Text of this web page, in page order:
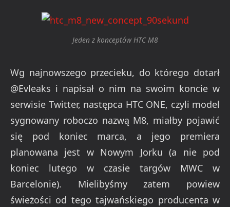
Jeden z konceptów HTC M8
Wg najnowszego przecieku, do którego dotarł
@Evleaks i napisał o nim na swoim koncie w
serwisie Twitter, następca HTC ONE, czyli model
sygnowany roboczo nazwą M8, miałby pojawić
się pod koniec marca, a jego premiera
planowana jest w Nowym Jorku (a nie pod
koniec lutego w czasie targów MWC w
Barcelonie). Mielibyśmy zatem powiew
świeżości od tego tajwańskiego producenta w